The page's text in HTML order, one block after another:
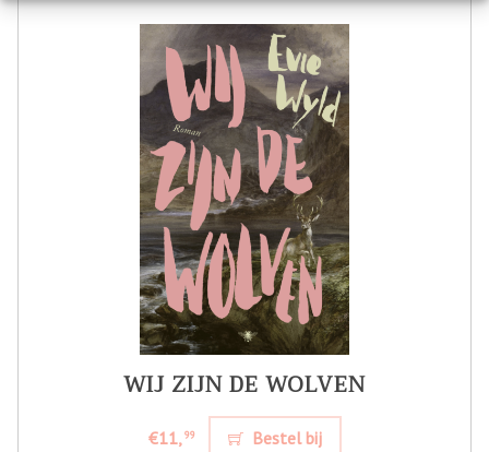
WIJ ZIJN DE WOLVEN
€11,99 Bestel bij